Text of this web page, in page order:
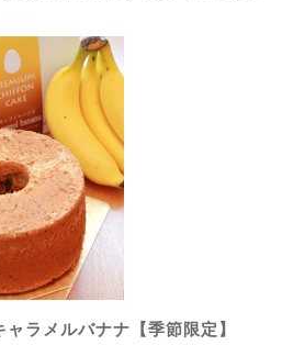
ラメルバナナ【季節限定】